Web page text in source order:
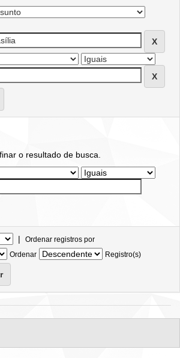
o resultado de busca.
| Ordenar registros por
Ordenar
Registro(s)